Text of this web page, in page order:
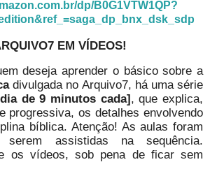
dp/B0G1VTW1QP?
EM VÍDEOS!
deseja aprender o básico sobre a
divulgada no Arquivo7, há uma série
de 9 minutos cada], que explica,
progressiva, os detalhes envolvendo
bíblica. Atenção! As aulas foram
serem assistidas na sequência.
os vídeos, sob pena de ficar sem